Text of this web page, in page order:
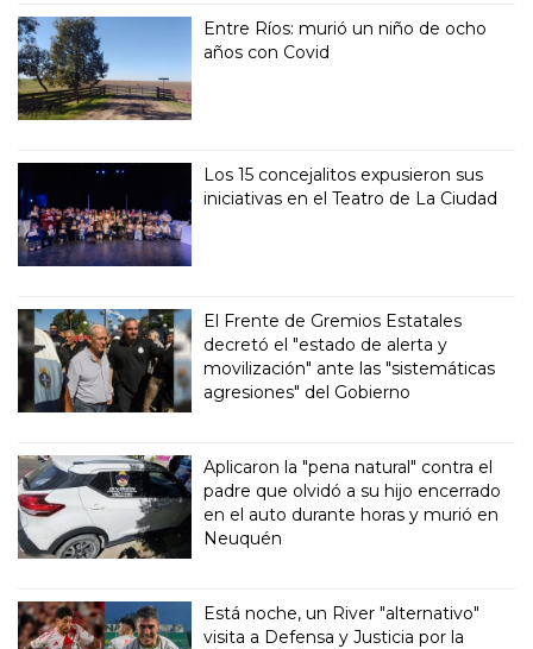
Entre Ríos: murió un niño de ocho
años con Covid
Los 15 concejalitos expusieron sus
iniciativas en el Teatro de La Ciudad
El Frente de Gremios Estatales
decretó el "estado de alerta y
movilización" ante las "sistemáticas
agresiones" del Gobierno
Aplicaron la "pena natural" contra el
padre que olvidó a su hijo encerrado
en el auto durante horas y murió en
Neuquén
Está noche, un River "alternativo"
visita a Defensa y Justicia por la